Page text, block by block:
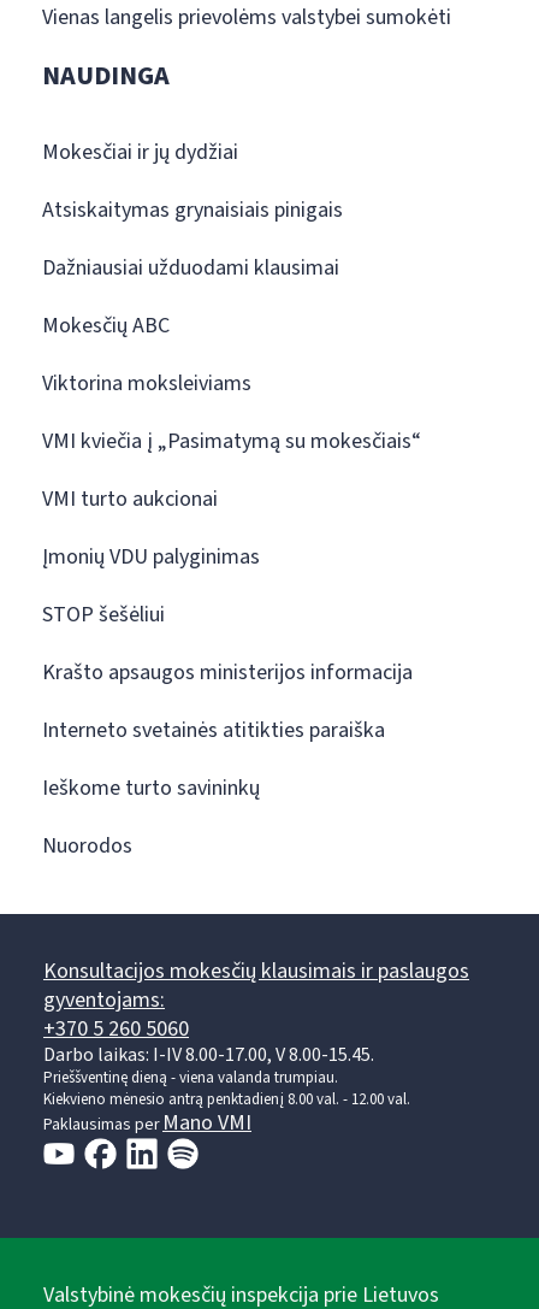
Vienas langelis prievolėms valstybei sumokėti
NAUDINGA
Mokesčiai ir jų dydžiai
Atsiskaitymas grynaisiais pinigais
Dažniausiai užduodami klausimai
Mokesčių ABC
Viktorina moksleiviams
VMI kviečia į „Pasimatymą su mokesčiais“
VMI turto aukcionai
Įmonių VDU palyginimas
STOP šešėliui
Krašto apsaugos ministerijos informacija
Interneto svetainės atitikties paraiška
Ieškome turto savininkų
Nuorodos
Konsultacijos mokesčių klausimais ir paslaugos
gyventojams:
+370 5 260 5060
Darbo laikas: I-IV 8.00-17.00, V 8.00-15.45.
Prieššventinę dieną - viena valanda trumpiau.
Kiekvieno mėnesio antrą penktadienį 8.00 val. - 12.00 val.
Paklausimas per Mano VMI
Valstybinė mokesčių inspekcija prie Lietuvos